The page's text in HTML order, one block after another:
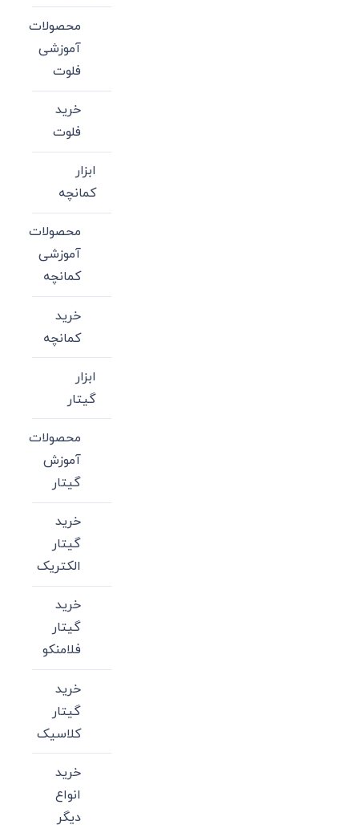
محصولات
آموزشی
فلوت
خرید
فلوت
ابزار
کمانچه
محصولات
آموزشی
کمانچه
خرید
کمانچه
ابزار
گیتار
محصولات
آموزش
گیتار
خرید
گیتار
الکتریک
خرید
گیتار
فلامنکو
خرید
گیتار
کلاسیک
خرید
انواع
دیگر